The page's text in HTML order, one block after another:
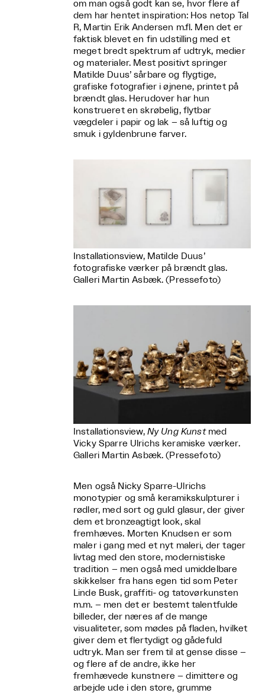
om man også godt kan se, hvor flere af
dem har hentet inspiration: Hos netop Tal
R, Martin Erik Andersen m.fl. Men det er
faktisk blevet en fin udstilling med et
meget bredt spektrum af udtryk, medier
og materialer. Mest positivt springer
Matilde Duus’ sårbare og flygtige,
grafiske fotografier i øjnene, printet på
brændt glas. Herudover har hun
konstrueret en skrøbelig, flytbar
vægdeler i papir og lak – så luftig og
smuk i gyldenbrune farver.
Installationsview, Matilde Duus’
fotografiske værker på brændt glas.
Galleri Martin Asbæk. (Pressefoto)
Installationsview, Ny Ung Kunstmed
Vicky Sparre Ulrichs keramiske værker.
Galleri Martin Asbæk. (Pressefoto)
Men også Nicky Sparre-Ulrichs
monotypier og små keramikskulpturer i
rødler, med sort og guld glasur, der giver
dem et bronzeagtigt look, skal
fremhæves. Morten Knudsen er som
maler i gang med et nyt maleri, der tager
livtag med den store, modernistiske
tradition – men også med umiddelbare
skikkelser fra hans egen tid som Peter
Linde Busk, graffiti- og tatovørkunsten
m.m. – men det er bestemt talentfulde
billeder, der næres af de mange
visualiteter, som mødes på fladen, hvilket
giver dem et flertydigt og gådefuld
udtryk. Man ser frem til at gense disse –
og flere af de andre, ikke her
fremhævede kunstnere – dimittere og
arbejde ude i den store, grumme